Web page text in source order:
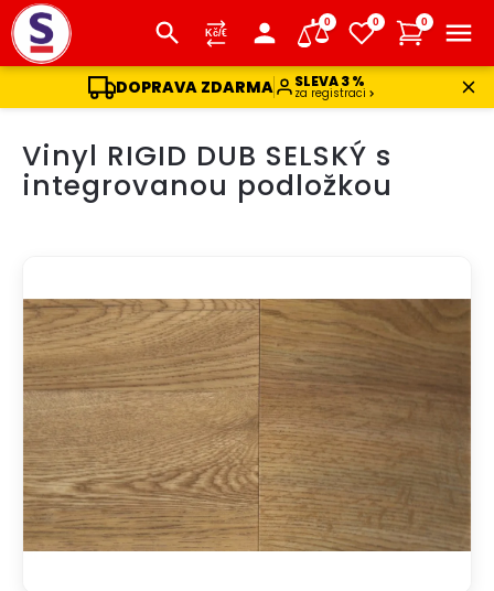
DOPRAVA ZDARMA SLEVA 3 %
za registraci
0 0 0
obsahVinyl RIGID DUB SELSKÝ s
integrovanou podložkou